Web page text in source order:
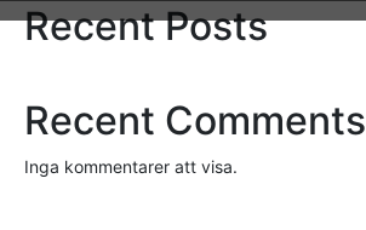
Recent Posts
Recent Comments
Inga kommentarer att visa.